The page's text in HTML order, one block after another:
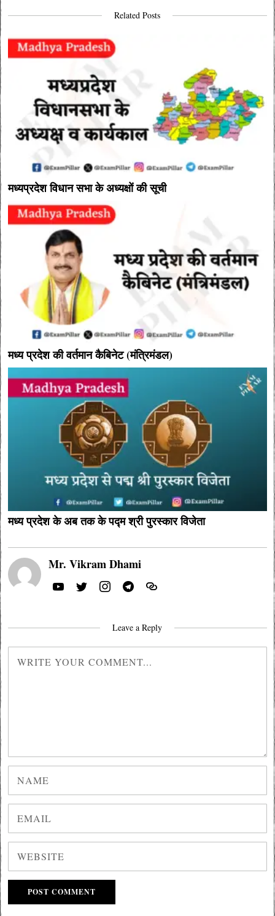
Related Posts
मध्‍यप्रदेश विधान सभा के अध्‍यक्षों की सूची
मध्य प्रदेश की वर्तमान कैबिनेट (मंत्रिमंडल)
मध्य प्रदेश के अब तक के पद्म श्री पुरस्कार विजेता
Mr. Vikram Dhami
Leave a Reply